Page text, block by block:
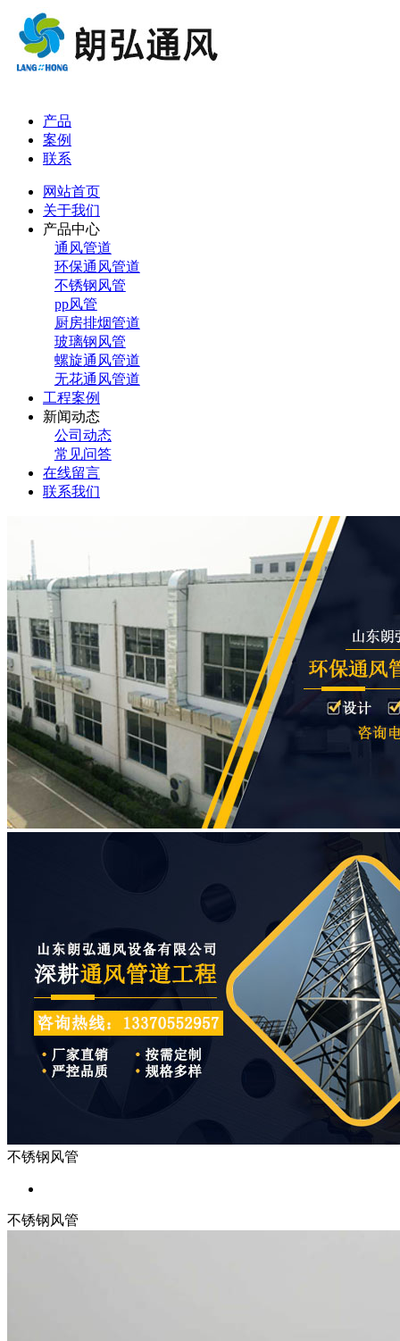
产品
案例
联系
网站首页
关于我们
产品中心
通风管道
环保通风管道
不锈钢风管
pp风管
厨房排烟管道
玻璃钢风管
螺旋通风管道
无花通风管道
工程案例
新闻动态
公司动态
常见问答
在线留言
联系我们
不锈钢风管
不锈钢风管